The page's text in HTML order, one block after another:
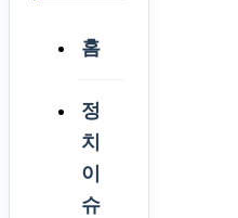
홈
정
치
이
슈